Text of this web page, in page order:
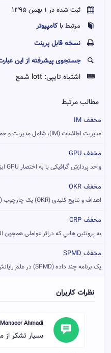
ثبت شده در 1 بهمن 1395
مرتبط باکامپیوتر
نسخه قابل پرينت
جستجوی پیشرفته از این
اشتباه تایپی: lott شمع
مطالب مرتبط
مخفف IM
مدیریت اطلاعات (IM)، شامل مدیریت و جمع‌آوری اطلاعات از یک یا...
مخفف GPU
واحد پردازش گرافیکی یا به اختصار GPU ابزاری اختصاصی برای رند...
مخفف OKR
اهداف و نتایج کلیدی (OKR) یک چارچوب (فریمورک) برای تعریف و ر...
مخفف CRP
به پروتئين هايي که دراثر عواملی همچون
مخفف SPMD
یک برنامه چند داده (SPMD) در علم رایانش یکی از تکنیک‌هایی اس...
نظرات کاربران
Mansoor Ahmadi
بسیار تشکر